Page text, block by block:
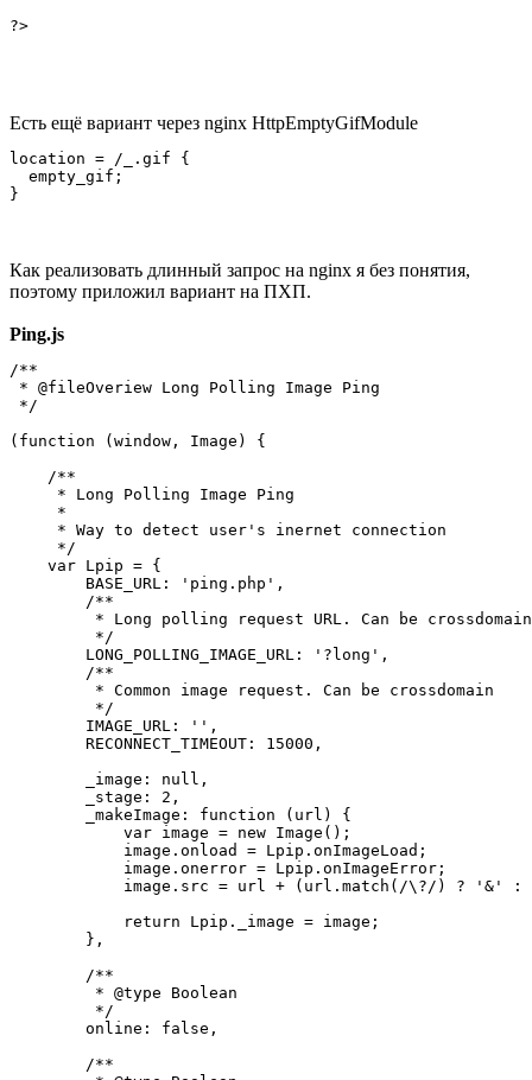
?>
Есть ещё вариант через nginx HttpEmptyGifModule
location = /_.gif {
  empty_gif;
Как реализовать длинный запрос на nginx я без понятия,
поэтому приложил вариант на ПХП.
Ping.js
/**
* @fileOveriew Long Polling Image Ping
*/
(function (window, Image) {
    /**
     * Long Polling Image Ping
     *
     * Way to detect user's inernet connection
     */
    var Lpip = {
        BASE_URL: 'ping.php',
        /**
* Long polling request URL. Can be
         */
        LONG_POLLING_IMAGE_URL: '?long',
        /**
         * Common image request. Can be crossdomain
         */
        IMAGE_URL: '',
        RECONNECT_TIMEOUT: 15000,
        _image: null,
        _stage: 2,
        _makeImage: function (url) {
            var image = new Image();
            image.onload = Lpip.onImageLoad;
            image.onerror = Lpip.onImageError;
image.src = url + (url.match(/\?/) ? '&' :
            return Lpip._image = image;
        },
        /**
         * @type Boolean
         */
        online: false,
        /**